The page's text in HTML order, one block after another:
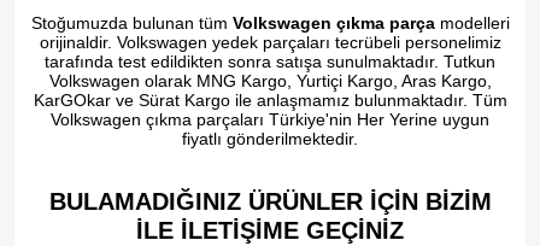
Stoğumuzda bulunan tüm Volkswagen çıkma parçamodelleri
orijinaldir. Volkswagen yedek parçaları tecrübeli personelimiz
tarafında test edildikten sonra satışa sunulmaktadır. Tutkun
Volkswagen olarak MNG Kargo, Yurtiçi Kargo, Aras Kargo,
KarGOkar ve Sürat Kargo ile anlaşmamız bulunmaktadır. Tüm
Volkswagen çıkma parçaları Türkiye'nin Her Yerine uygun
fiyatlı gönderilmektedir.
BULAMADIĞINIZ ÜRÜNLER İÇİN BİZİM
İLE İLETİŞİME GEÇİNİZ​